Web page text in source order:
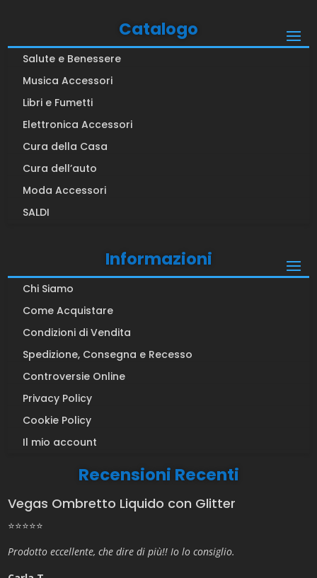
Catalogo
Salute e Benessere
Musica Accessori
Libri e Fumetti
Elettronica Accessori
Cura della Casa
Cura dell’auto
Moda Accessori
SALDI
Informazioni
Chi Siamo
Come Acquistare
Condizioni di Vendita
Spedizione, Consegna e Recesso
Controversie Online
Privacy Policy
Cookie Policy
Il mio account
Recensioni Recenti
Vegas Ombretto Liquido con Glitter
⭐⭐⭐⭐⭐
Prodotto eccellente, che dire di più!! Io lo consiglio.